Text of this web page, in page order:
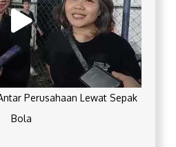
Perusahaan Lewat Sepak
Bola